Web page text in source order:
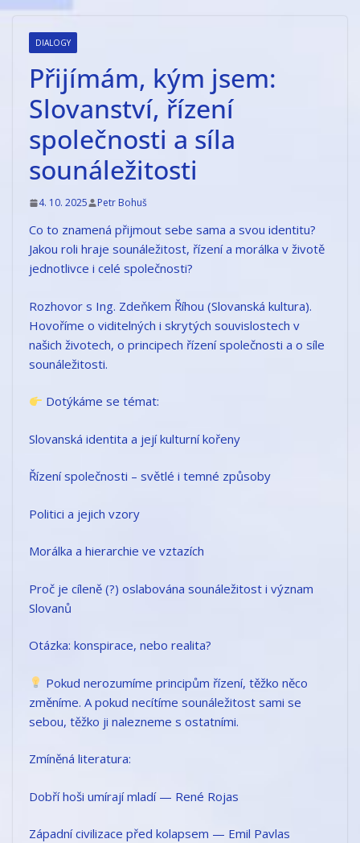
Přeskočit
obsah DIALOGY
Přijímám, kým jsem:
Slovanství, řízení
společnosti a síla
sounáležitosti
4. 10. 2025 Petr Bohuš
Co to znamená přijmout sebe sama a svou identitu?
Jakou roli hraje sounáležitost, řízení a morálka v životě
jednotlivce i celé společnosti?
Rozhovor s Ing. Zdeňkem Říhou (Slovanská kultura).
Hovoříme o viditelných i skrytých souvislostech v
našich životech, o principech řízení společnosti a o síle
sounáležitosti.
Dotýkáme se témat:
Slovanská identita a její kulturní kořeny
Řízení společnosti – světlé i temné způsoby
Politici a jejich vzory
Morálka a hierarchie ve vztazích
Proč je cíleně (?) oslabována sounáležitost i význam
Slovanů
Otázka: konspirace, nebo realita?
Pokud nerozumíme principům řízení, těžko něco
změníme. A pokud necítíme sounáležitost sami se
sebou, těžko ji nalezneme s ostatními.
Zmíněná literatura:
Dobří hoši umírají mladí — René Rojas
Západní civilizace před kolapsem — Emil Pavlas